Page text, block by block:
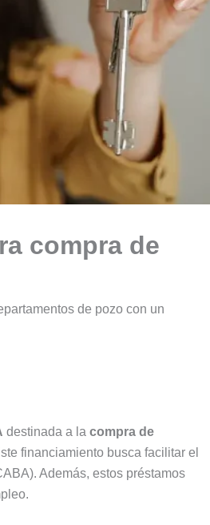
compra de
de pozo con un
destinada a la compra de
financiamiento busca facilitar el
Además, estos préstamos